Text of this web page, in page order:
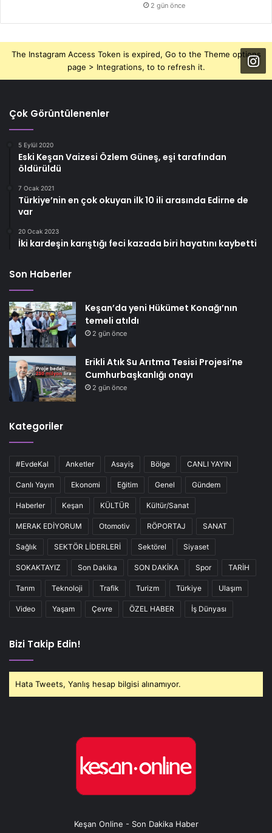
2 gün önce
The Instagram Access Token is expired, Go to the Theme options
page > Integrations, to to refresh it.
Çok Görüntülenenler
5 Eylül 2020
Eski Keşan Vaizesi Özlem Güneş, eşi tarafından
öldürüldü
7 Ocak 2021
Türkiye’nin en çok okuyan ilk 10 ili arasında Edirne de
var
20 Ocak 2023
İki kardeşin karıştığı feci kazada biri hayatını kaybetti
Son Haberler
Keşan’da yeni Hükümet Konağı’nın
temeli atıldı
2 gün önce
Erikli Atık Su Arıtma Tesisi Projesi’ne
Cumhurbaşkanlığı onayı
2 gün önce
Kategoriler
#EvdeKal Anketler Asayiş Bölge CANLI YAYIN
Canlı Yayın Ekonomi Eğitim Genel Gündem
Haberler Keşan KÜLTÜR Kültür/Sanat
MERAK EDİYORUM Otomotiv RÖPORTAJ SANAT
Sağlık SEKTÖR LİDERLERİ Sektörel Siyaset
SOKAKTAYIZ Son Dakika SON DAKİKA Spor TARİH
Tarım Teknoloji Trafik Turizm Türkiye Ulaşım
Video Yaşam Çevre ÖZEL HABER İş Dünyası
Bizi Takip Edin!
Hata Tweets, Yanlış hesap bilgisi alınamıyor.
Keşan Online - Son Dakika Haber